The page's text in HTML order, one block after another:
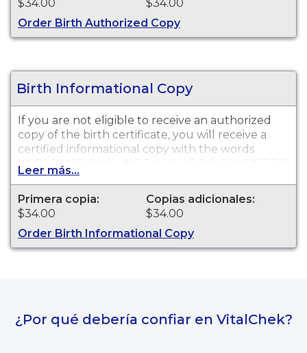
$34.00
$34.00
Order Birth Authorized Copy
Birth Informational Copy
If you are not eligible to receive an authorized
copy of the birth certificate, you will receive a
certified informational copy with the words
"INFORMATIONAL, NOT A VALID DOCUMENT TO
ESTABLISH IDENTITY" imprinted across the face
of the copy. This document is primarily used for
genealogy and cannot be used for identification
purposes.
Leer más...
Primera copia:
$34.00
Copias adicionales:
$34.00
Order Birth Informational Copy
¿Por qué debería confiar en VitalChek?